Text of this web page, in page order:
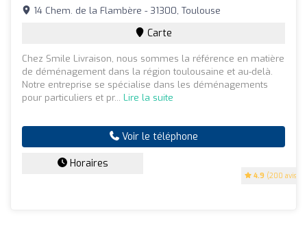
4.9 (200 avis)
14 Chem. de la Flambère - 31300, Toulouse
Carte
Chez Smile Livraison, nous sommes la référence en matière
de déménagement dans la région toulousaine et au-delà.
Notre entreprise se spécialise dans les déménagements
pour particuliers et pr... Lire la suite
Voir le téléphone
Horaires